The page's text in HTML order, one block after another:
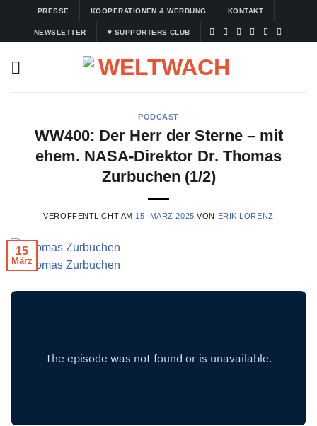
springen
PRESSE KOOPERATIONEN & WERBUNG KONTAKT
NEWSLETTER ♥ SUPPORTERS CLUB
PODCAST
WW400: Der Herr der Sterne – mit
ehem. NASA-Direktor Dr. Thomas
Zurbuchen (1/2)
VERÖFFENTLICHT AM 15. MÄRZ 2025 VON ERIK LORENZ
© Thomas Zurbuchen
15
März